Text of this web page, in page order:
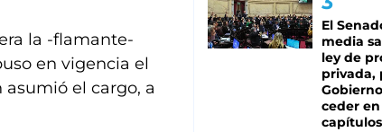
la -flamante-
en vigencia el
el cargo, a
El
media
ley de
privada,
ceder
capítulos